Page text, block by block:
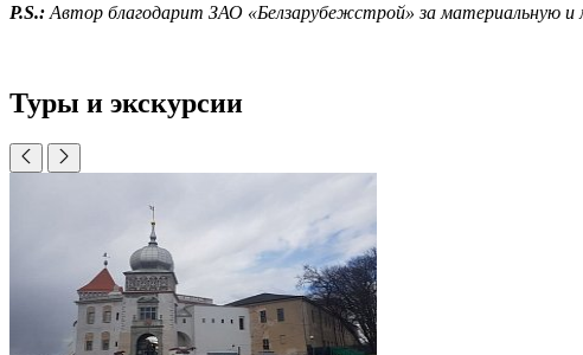
P.S.: Автор благодарит ЗАО «Белзарубежстрой» за материальную и
Туры и экскурсии